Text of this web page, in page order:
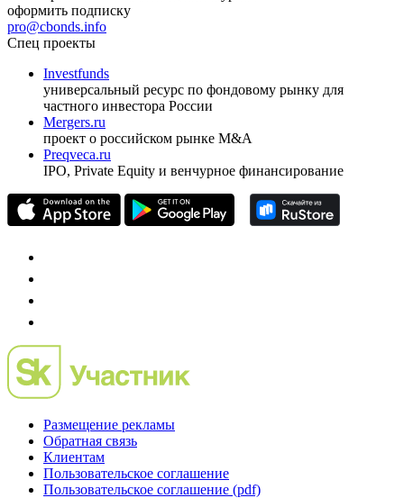
ежеквартальный аналитический журнал
оформить подписку
pro@cbonds.info
Спец проекты
Investfunds
универсальный ресурс по фондовому рынку для
частного инвестора России
проект о российском рынке M&A
Preqveca.ru
Размещение рекламы